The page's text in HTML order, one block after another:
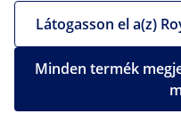
Látogasson el a(z)
Minden termék